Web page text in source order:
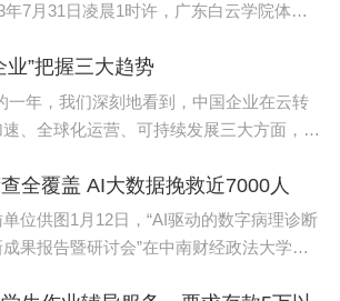
率保持在97%以上，居于上海同类
学院
服务经济、服务劳动、服务就业、
宗旨，推行“工学结合、产教融合、
年7月31日凌晨1时许，广东白云学院体育
狮山镇小塘中学下属小学部门口路段时，
不法分子殴打他
业”把握三大趋势
一年，我们深刻地看到，中国企业在云转
、全球化运营、可持续发展三大方面，有
中华区总裁黄陈宏在近日举行的媒体沟通
示，“基
全覆盖 AI大数据挽救近7000人
单位供图1月12日，“AI驱动的数字病理诊断
果报告暨研讨会”在中南财经政法大学举